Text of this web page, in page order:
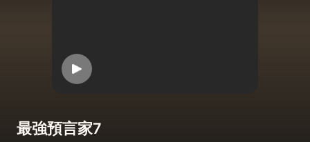
最強預言家7